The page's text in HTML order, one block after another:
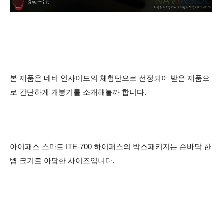
본 제품은 네비 인사이드의 체험단으로 선정되어 받은 제품으
로 간단하게 개봉기를 소개해볼까 합니다.
아이패스 스마트 ITE-700 하이패스의 박스패키지는 손바닥 한
뼘 크기로 아담한 사이즈입니다.